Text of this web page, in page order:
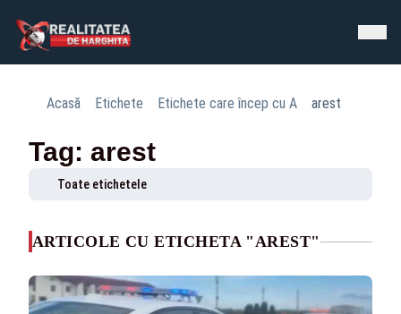
Acasă Etichete Etichete care încep cu A arest
Tag: arest
Toate etichetele
ARTICOLE CU ETICHETA "AREST"